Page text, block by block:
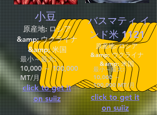
小豆
原産地: ロシア
&amp; ウクライナ
&amp; 米国
最小～最大:
10,000 ～ 100,000
MT/月
click to get it
on suiiz
バスマティ イ
ンド米 1121
原産地: ロシア
&amp; ウクライナ
&amp; 米国
最小～最大:
10,000 ～
100,000 MT/月
click to get it
on suiiz